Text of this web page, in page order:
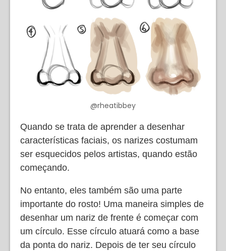
@rheatibbey
Quando se trata de aprender a desenhar
características faciais, os narizes costumam
ser esquecidos pelos artistas, quando estão
começando.
No entanto, eles também são uma parte
importante do rosto! Uma maneira simples de
desenhar um nariz de frente é começar com
um círculo. Esse círculo atuará como a base
da ponta do nariz. Depois de ter seu círculo